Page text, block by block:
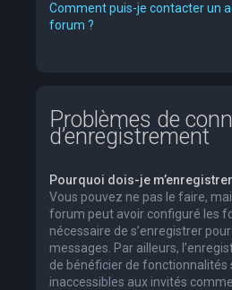
Comment puis-je contacter un
forum ?
Problèmes de
d’enregistrement
Pourquoi dois-je
Vous pouvez ne pas le faire,
forum peut avoir configuré les
nécessaire de s’enregistrer
messages. Par ailleurs,
de bénéficier de fonctionnalités
inaccessibles aux invités